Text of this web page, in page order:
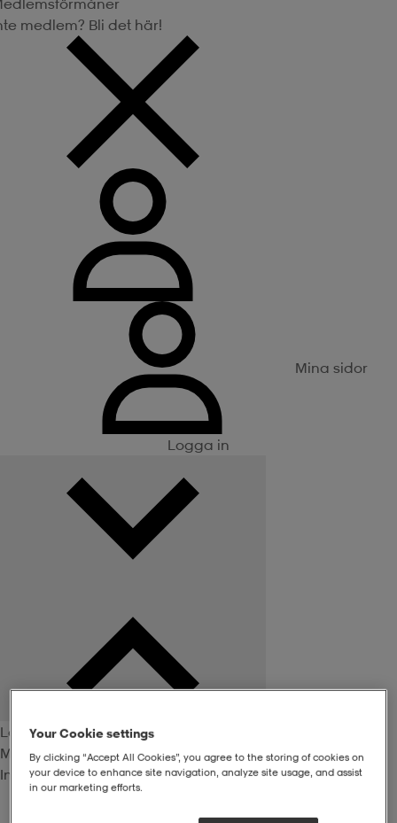
medlem? Bli det här!
Mina sidor
Logga in
Logga in
Medlemsförmåner
Inte medlem? Bli det här!
Utrustning
Your Cookie settings
By clicking “Accept All Cookies”, you agree to the storing of cookies on
your device to enhance site navigation, analyze site usage, and assist
in our marketing efforts.